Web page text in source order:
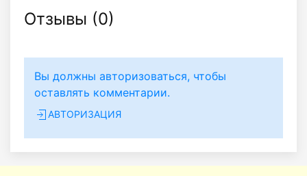
Отзывы (0)
Вы должны авторизоваться, чтобы
оставлять комментарии.
АВТОРИЗАЦИЯ